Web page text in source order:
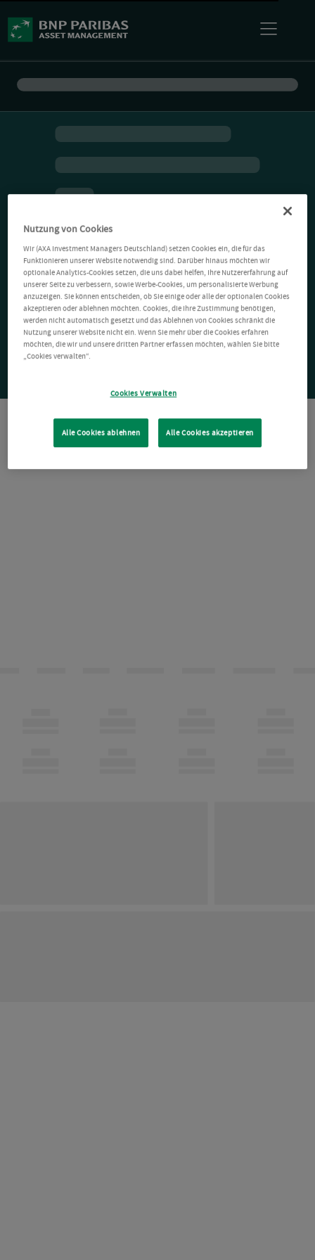
Nutzung von Cookies
Wir (AXA Investment Managers Deutschland) setzen Cookies ein, die für das
Funktionieren unserer Website notwendig sind. Darüber hinaus möchten wir
optionale Analytics-Cookies setzen, die uns dabei helfen, Ihre Nutzererfahrung auf
unserer Seite zu verbessern, sowie Werbe-Cookies, um personalisierte Werbung
anzuzeigen. Sie können entscheiden, ob Sie einige oder alle der optionalen Cookies
akzeptieren oder ablehnen möchten. Cookies, die Ihre Zustimmung benötigen,
werden nicht automatisch gesetzt und das Ablehnen von Cookies schränkt die
Nutzung unserer Website nicht ein. Wenn Sie mehr über die Cookies erfahren
möchten, die wir und unsere dritten Partner erfassen möchten, wählen Sie bitte
„Cookies verwalten“.
Cookies Verwalten
Alle Cookies ablehnen Alle Cookies akzeptieren